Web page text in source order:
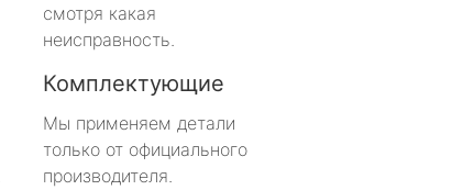
смотря какая
неисправность.
Комплектующие
Мы применяем детали
только от официального
производителя.